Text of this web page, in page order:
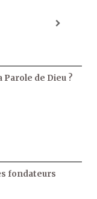
Parole de Dieu ?
fondateurs